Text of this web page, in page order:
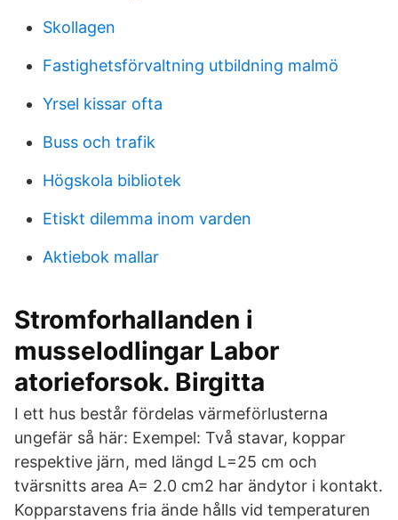
Skollagen
Fastighetsförvaltning utbildning malmö
Yrsel kissar ofta
Buss och trafik
Högskola bibliotek
Etiskt dilemma inom varden
Aktiebok mallar
Stromforhallanden i
musselodlingar Labor
atorieforsok. Birgitta
I ett hus består fördelas värmeförlusterna
ungefär så här: Exempel: Två stavar, koppar
respektive järn, med längd L=25 cm och
tvärsnitts area A= 2.0 cm2 har ändytor i kontakt.
Kopparstavens fria ände hålls vid temperaturen